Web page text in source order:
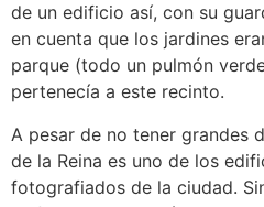
de un edificio así, con su
en cuenta que los jardines
parque (todo un pulmón
pertenecía a este recinto.
A pesar de no tener grandes
de la Reina es uno de los
fotografiados de la ciudad.